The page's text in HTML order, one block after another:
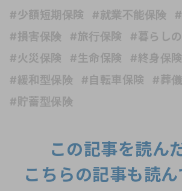
#少額短期保険
#就業不能保険
#損害保険
#旅行保険
#暮らし
#火災保険
#生命保険 #終身保険
#緩和型保険
#自転車保険
#葬
#貯蓄型保険
この記事を読ん
こちらの記事も読